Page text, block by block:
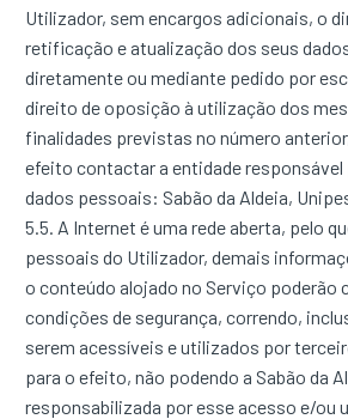
Utilizador, sem encargos adicionais, o
retificação e atualização dos seus
diretamente ou mediante pedido por
direito de oposição à utilização dos
finalidades previstas no número
efeito contactar a entidade
dados pessoais: Sabão da Aldeia,
5.5. A Internet é uma rede aberta, pelo
pessoais do Utilizador, demais
o conteúdo alojado no Serviço poderão
condições de segurança, correndo,
serem acessíveis e utilizados por
para o efeito, não podendo a Sabão da
responsabilizada por esse acesso e/ou